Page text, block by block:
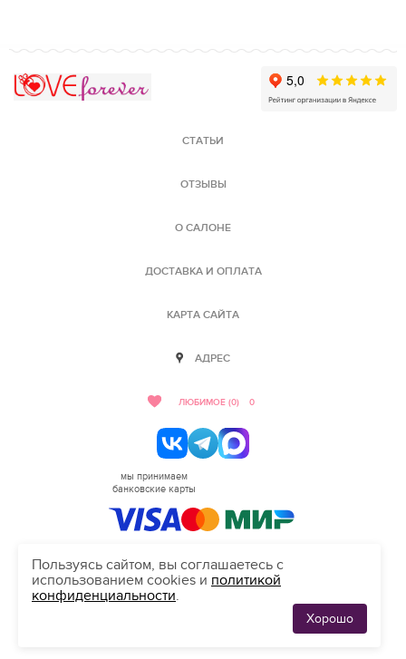
СТАТЬИ
ОТЗЫВЫ
О САЛОНЕ
ДОСТАВКА И ОПЛАТА
КАРТА САЙТА
АДРЕС
ЛЮБИМОЕ (0) 0
мы принимаем
банковские карты
HELLO@SALON-LOVE.RU
Пользуясь сайтом, вы соглашаетесь с
использованием cookies и политикой
конфиденциальности.
Хорошо